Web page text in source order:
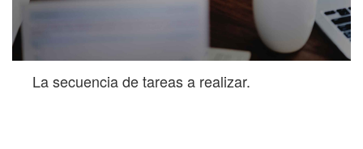
La secuencia de tareas a realizar.